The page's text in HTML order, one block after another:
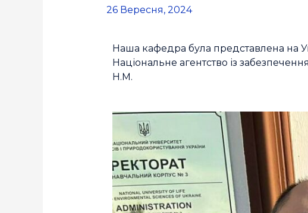
26 Вересня, 2024
Наша кафедра була представлена на
Національне агентство із
Н.М.